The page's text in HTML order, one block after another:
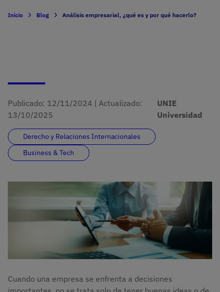
Inicio Blog Análisis empresarial, ¿qué es y por qué hacerlo?
Publicado: 12/11/2024 | Actualizado:
13/10/2025
UNIE
Universidad
Derecho y Relaciones Internacionales
Business & Tech
Cuando una empresa se enfrenta a decisiones